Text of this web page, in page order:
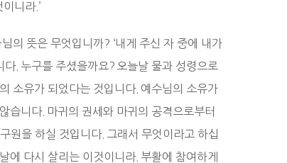
니라.’
의 뜻은 무엇입니까? ‘내게 주신 자 중에 내가
다. 누구를 주셨을까요? 오늘날 물과 성령으로
소유가 되었다는 것입니다. 예수님의 소유가
습니다. 마귀의 권세와 마귀의 공격으로부터
원을 하실 것입니다. 그래서 무엇이라고 하십
에 다시 살리는 이것이니라. 부활에 참여하게